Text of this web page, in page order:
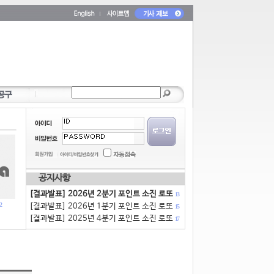
2
공지사항
[결과발표] 2026년 2분기 포인트 소진 로또 13
[결과발표] 2026년 1분기 포인트 소진 로또 15
[결과발표] 2025년 4분기 포인트 소진 로또 17